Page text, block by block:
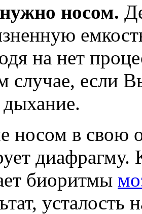
носом.
на нет
случае, если
носом в свою
биоритмы
усталость